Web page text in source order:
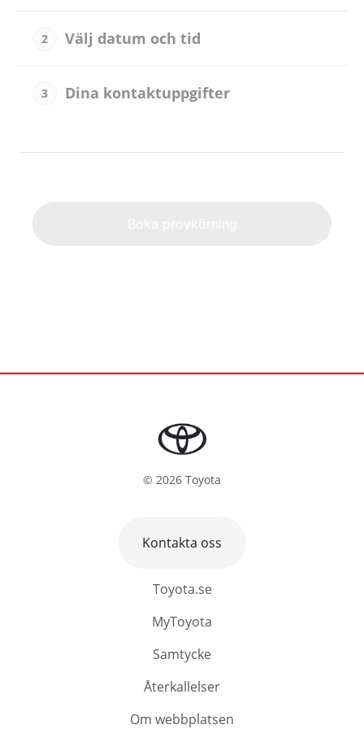
2 Välj datum och tid
3 Dina kontaktuppgifter
© 2026 Toyota
Toyota.se
MyToyota
Samtycke
Återkallelser
Om webbplatsen
Kontakta oss